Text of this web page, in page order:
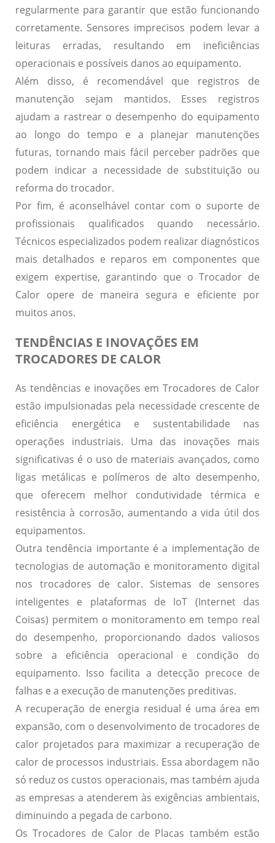
regularmente para garantir que estão funcionando
corretamente. Sensores imprecisos podem levar a
leituras erradas, resultando em ineficiências
operacionais e possíveis danos ao equipamento.
Além disso, é recomendável que registros de
manutenção sejam mantidos. Esses registros
ajudam a rastrear o desempenho do equipamento
ao longo do tempo e a planejar manutenções
futuras, tornando mais fácil perceber padrões que
podem indicar a necessidade de substituição ou
reforma do trocador.
Por fim, é aconselhável contar com o suporte de
profissionais qualificados quando necessário.
Técnicos especializados podem realizar diagnósticos
mais detalhados e reparos em componentes que
exigem expertise, garantindo que o Trocador de
Calor opere de maneira segura e eficiente por
muitos anos.
TENDÊNCIAS E INOVAÇÕES EM
TROCADORES DE CALOR
As tendências e inovações em Trocadores de Calor
estão impulsionadas pela necessidade crescente de
eficiência energética e sustentabilidade nas
operações industriais. Uma das inovações mais
significativas é o uso de materiais avançados, como
ligas metálicas e polímeros de alto desempenho,
que oferecem melhor condutividade térmica e
resistência à corrosão, aumentando a vida útil dos
equipamentos.
Outra tendência importante é a implementação de
tecnologias de automação e monitoramento digital
nos trocadores de calor. Sistemas de sensores
inteligentes e plataformas de IoT (Internet das
Coisas) permitem o monitoramento em tempo real
do desempenho, proporcionando dados valiosos
sobre a eficiência operacional e condição do
equipamento. Isso facilita a detecção precoce de
falhas e a execução de manutenções preditivas.
A recuperação de energia residual é uma área em
expansão, com o desenvolvimento de trocadores de
calor projetados para maximizar a recuperação de
calor de processos industriais. Essa abordagem não
só reduz os custos operacionais, mas também ajuda
as empresas a atenderem às exigências ambientais,
diminuindo a pegada de carbono.
Os Trocadores de Calor de Placas também estão